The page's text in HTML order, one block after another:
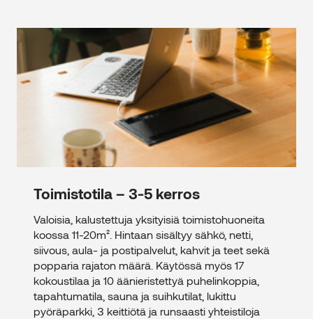
Toimistotila – 3-5 kerros – 10 m2
Toimistotila – 3-5 kerros
Valoisia, kalustettuja yksityisiä toimistohuoneita
koossa 11-20m². Hintaan sisältyy sähkö, netti,
siivous, aula- ja postipalvelut, kahvit ja teet sekä
popparia rajaton määrä. Käytössä myös 17
kokoustilaa ja 10 äänieristettyä puhelinkoppia,
tapahtumatila, sauna ja suihkutilat, lukittu
pyöräparkki, 3 keittiötä ja runsaasti yhteistiloja